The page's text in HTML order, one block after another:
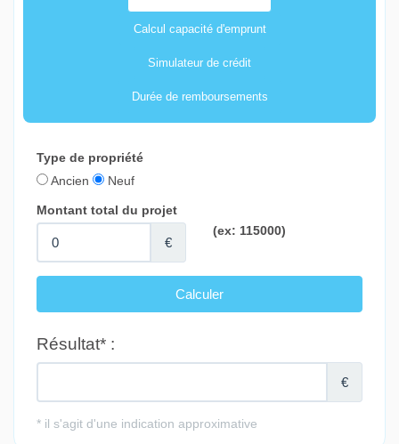
Calcul capacité d'emprunt
Simulateur de crédit
Durée de remboursements